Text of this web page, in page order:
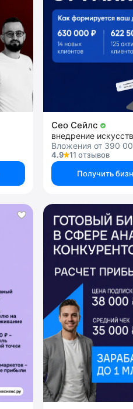
Сео Сейлс
Вложения от 390
4.9
11 отзывов
Получить